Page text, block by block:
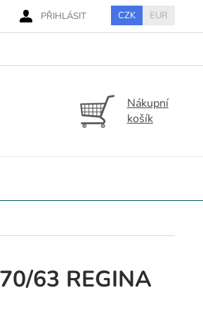
PŘIHLÁSIT CZK EUR
Nákupní
košík
63 REGINA